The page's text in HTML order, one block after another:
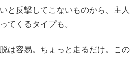
と反撃してこないものから、主人
てくるタイプも。
は容易。ちょっと走るだけ。この